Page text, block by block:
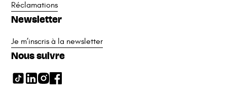
Réclamations
Newsletter
Je m’inscris à la newsletter
Nous suivre